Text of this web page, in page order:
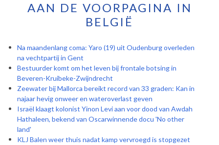
AAN DE VOORPAGINA IN
BELGIË
Na maandenlang coma: Yaro (19) uit Oudenburg overleden
na vechtpartij in Gent
Bestuurder komt om het leven bij frontale botsing in
Beveren-Kruibeke-Zwijndrecht
Zeewater bij Mallorca bereikt record van 33 graden: Kan in
najaar hevig onweer en wateroverlast geven
Israël klaagt kolonist Yinon Levi aan voor dood van Awdah
Hathaleen, bekend van Oscarwinnende docu 'No other
land'
KLJ Balen weer thuis nadat kamp vervroegd is stopgezet